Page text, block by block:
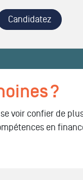
Candidatez
?
voir confier de
en